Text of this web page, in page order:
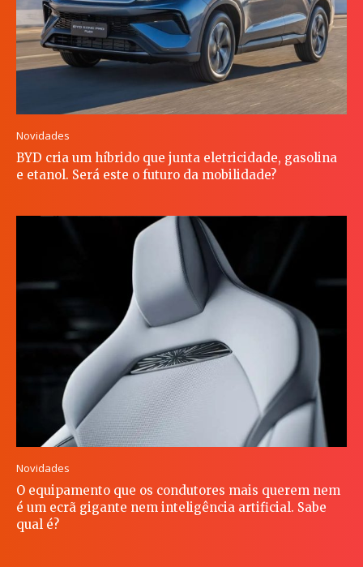
Novidades
BYD cria um híbrido que junta eletricidade, gasolina
e etanol. Será este o futuro da mobilidade?
Novidades
O equipamento que os condutores mais querem nem
é um ecrã gigante nem inteligência artificial. Sabe
qual é?